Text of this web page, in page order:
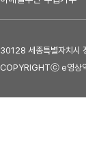
30128 세종특별자치
COPYRIGHTⓒ e영상